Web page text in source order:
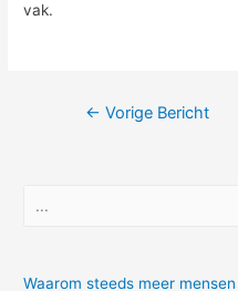
vak.
Bericht
← Vorige Bericht
Waarom steeds meer